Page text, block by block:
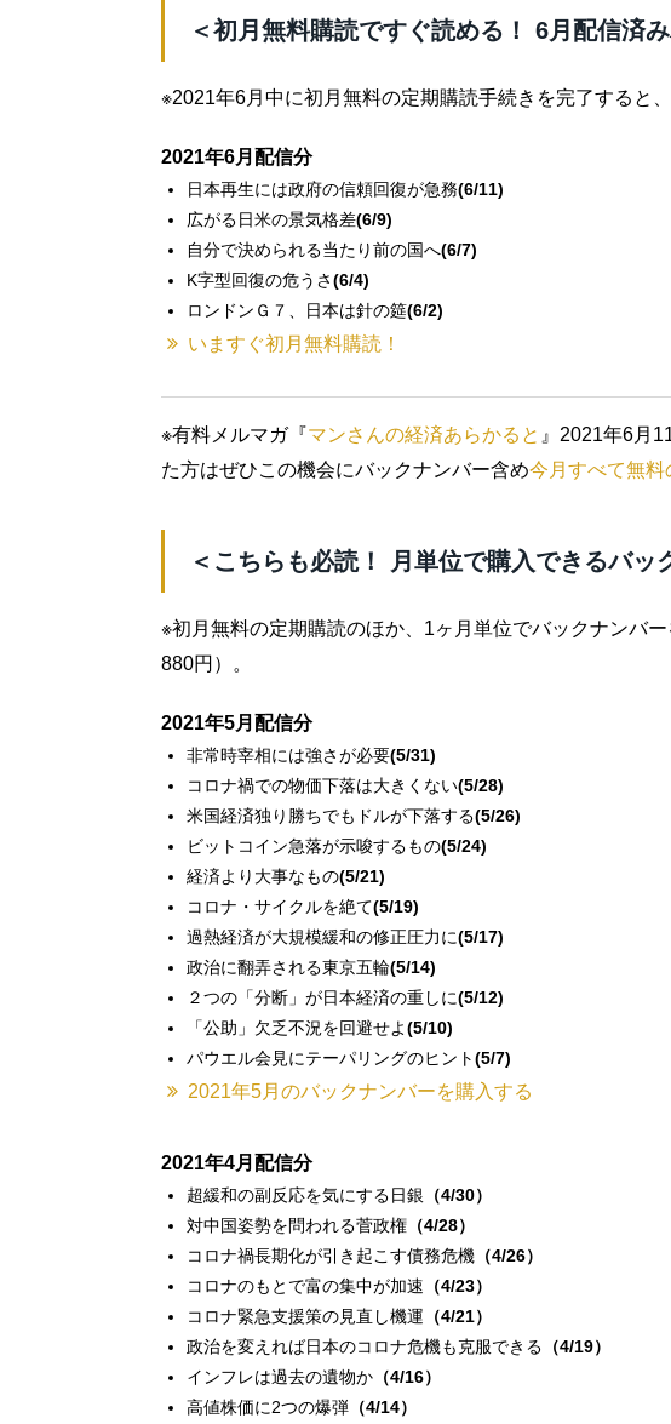
＜初月無料購読ですぐ読める！ 6月配信済
※2021年6月中に初月無料の定期購読手続きを完了すると
2021年6月配信分
日本再生には政府の信頼回復が急務(6/11)
広がる日米の景気格差(6/9)
自分で決められる当たり前の国へ(6/7)
K字型回復の危うさ(6/4)
ロンドンＧ７、日本は針の筵(6/2)
いますぐ初月無料購読！
※有料メルマガ『マンさんの経済あらかると 』2021年6月
た方はぜひこの機会にバックナンバー含め今月すべて無料
＜こちらも必読！ 月単位で購入できるバッ
※初月無料の定期購読のほか、1ヶ月単位でバックナンバ
880円）。
2021年5月配信分
非常時宰相には強さが必要(5/31)
コロナ禍での物価下落は大きくない(5/28)
米国経済独り勝ちでもドルが下落する(5/26)
ビットコイン急落が示唆するもの(5/24)
経済より大事なもの(5/21)
コロナ・サイクルを絶て(5/19)
過熱経済が大規模緩和の修正圧力に(5/17)
政治に翻弄される東京五輪(5/14)
２つの「分断」が日本経済の重しに(5/12)
「公助」欠乏不況を回避せよ(5/10)
パウエル会見にテーパリングのヒント(5/7)
2021年5月のバックナンバーを購入する
2021年4月配信分
超緩和の副反応を気にする日銀 （4/30）
対中国姿勢を問われる菅政権 （4/28）
コロナ禍長期化が引き起こす債務危機 （4/26）
コロナのもとで富の集中が加速 （4/23）
コロナ緊急支援策の見直し機運 （4/21）
政治を変えれば日本のコロナ危機も克服できる （4/19）
インフレは過去の遺物か （4/16）
高値株価に2つの爆弾 （4/14）